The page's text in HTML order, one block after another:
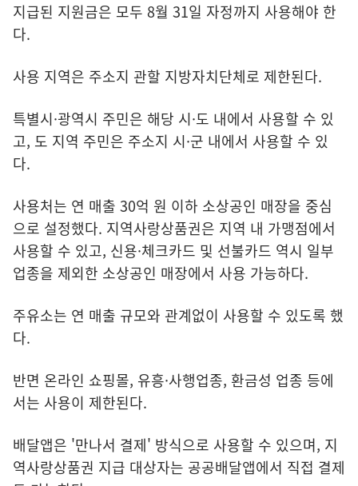
지급된 지원금은 모두 8월 31일 자정까지 사용해야 한
다.
사용 지역은 주소지 관할 지방자치단체로 제한된다.
특별시·광역시 주민은 해당 시·도 내에서 사용할 수 있
고, 도 지역 주민은 주소지 시·군 내에서 사용할 수 있
다.
사용처는 연 매출 30억 원 이하 소상공인 매장을 중심
으로 설정했다. 지역사랑상품권은 지역 내 가맹점에서
사용할 수 있고, 신용·체크카드 및 선불카드 역시 일부
업종을 제외한 소상공인 매장에서 사용 가능하다.
주유소는 연 매출 규모와 관계없이 사용할 수 있도록 했
다.
반면 온라인 쇼핑몰, 유흥·사행업종, 환금성 업종 등에
서는 사용이 제한된다.
배달앱은 '만나서 결제' 방식으로 사용할 수 있으며, 지
역사랑상품권 지급 대상자는 공공배달앱에서 직접 결제